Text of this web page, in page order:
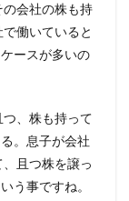
会社の株も持
働いていると
ースが多いの
、株も持って
。息子が会社
且つ株を譲っ
う事ですね。